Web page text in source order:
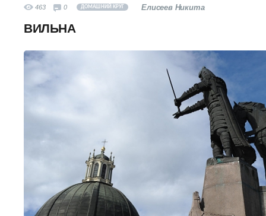
463 0 ДОМАШНИЙ КРУГ Елисеев Никита
ВИЛЬНА